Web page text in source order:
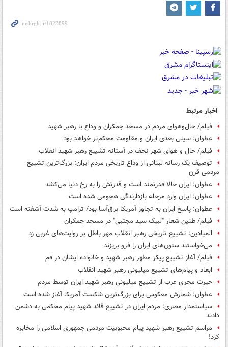
اخبار مرتبط
فیلم/ حال‌وهوای مردم در مسجد جمکران و وداع با رهبر شهید
عطوان: سیلی بعدی ایران و مقاومت محکم‌تر خواهد بود
فیلم/ حال و هوای شهر نجف در آستانه تشییع رهبر شهید انقلاب
توصیف یک رسانه لبنانی از وداع تاریخی مردم ایران: بزرگ‌ترین تشییع
مردمی قرن
عطوان: ایران حالا قدرتمند است و قدرتش را به رخ دنیا می‌کشد
عطوان: ایران وارد مرحله بازدارندگی هجومی شده است
عطوان: پاسخ ایران به تجاوز آمریکا برق‌آسا بود/ ترامپ به شدت آشفته است
فیلم/ طنین شعار "لبیک سید مجتبی" در مسجد جمکران
المیادین: تشییع تاریخی رهبر انقلاب مهر باطل بر روایت‌های غربی زد
می‌خواستند ستون‌های ایران را فرو بریزند
فیلم/ آغاز تشییع پیکر مطهر رهبر شهید و خانواده ایشان در قم
ابعاد و پیام‌های تشییع میلیونی رهبر شهید انقلاب
حیرت مجری عرب از تشییع میلیونی رهبر شهید ایران توسط مردم
عطوان: شمارش معکوس برای بزرگ‌ترین شکست آمریکا آغاز شده است
سیاستمدار مصری: مردم ایران در تشییع قائد شهید پیام محکمی به دشمن
دادند
مراسم تشییع رهبر شهید پیام محبوبیت مردمی جمهوری اسلامی را مخابره
کرد!